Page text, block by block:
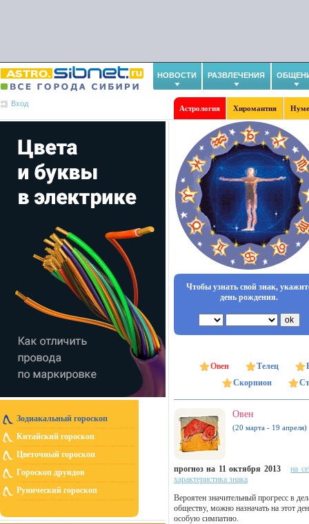
НОВОСТИ РАЗВЛЕЧЕНИЯ
Вход
Астрология Хиромантия
Зодиакальный гороскоп
Китайский гороскоп
Цветочный гороскоп
Гороскоп друидов
Рунический гороскоп
Чтобы узнать свой знак,
день рождения.
Овен Телец
Скорпион
Овен
(20 марта - 19 апреля)
прогноз на 11 октября 2013
на
характеристика знака
Вероятен значительный прогресс в
обществу, можно назначать на этот
особую симпатию.